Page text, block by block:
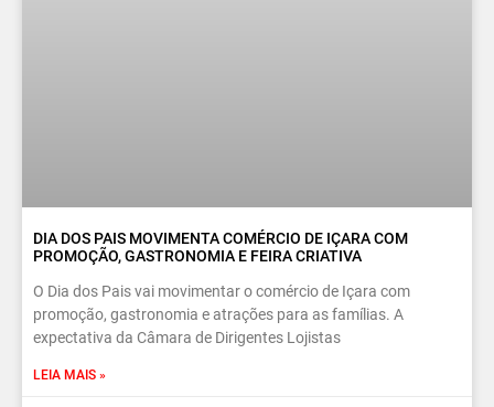
DIA DOS PAIS MOVIMENTA COMÉRCIO DE IÇARA COM
PROMOÇÃO, GASTRONOMIA E FEIRA CRIATIVA
O Dia dos Pais vai movimentar o comércio de Içara com
promoção, gastronomia e atrações para as famílias. A
expectativa da Câmara de Dirigentes Lojistas
LEIA MAIS »